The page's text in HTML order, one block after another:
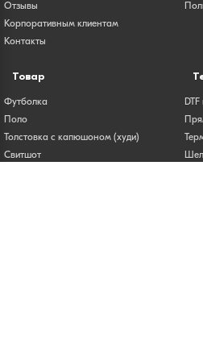
Отзывы
Корпоративным клиентам
Контакты
Товар
Футболка
Поло
Толстовка с капюшоном (худи)
Свитшот